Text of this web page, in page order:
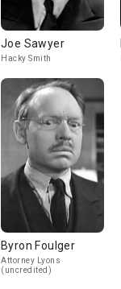
Joe Sawyer
Hacky Smith
Byron Foulger
Attorney Lyons
(uncredited)